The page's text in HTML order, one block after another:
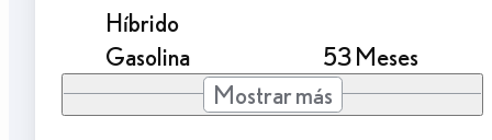
Híbrido
Gasolina
53 Meses
Mostrar más